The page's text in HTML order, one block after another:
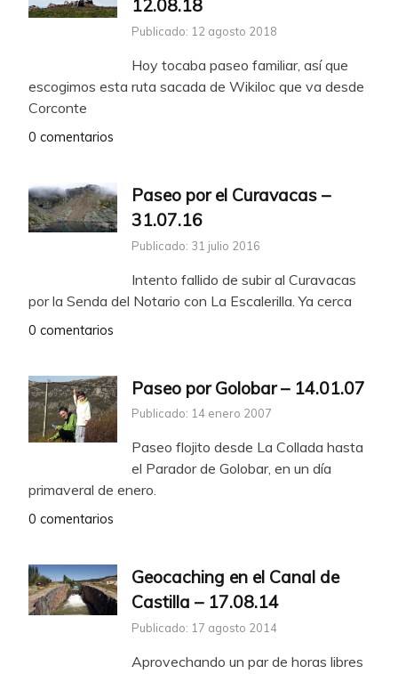
12.08.18
Publicado: 12 agosto 2018
Hoy tocaba paseo familiar, así que
escogimos esta ruta sacada de Wikiloc que va desde
Corconte
0 comentarios
Paseo por el Curavacas –
31.07.16
Publicado: 31 julio 2016
Intento fallido de subir al Curavacas
por la Senda del Notario con La Escalerilla. Ya cerca
0 comentarios
Paseo por Golobar – 14.01.07
Publicado: 14 enero 2007
Paseo flojito desde La Collada hasta
el Parador de Golobar, en un día
primaveral de enero.
0 comentarios
Geocaching en el Canal de
Castilla – 17.08.14
Publicado: 17 agosto 2014
Aprovechando un par de horas libres